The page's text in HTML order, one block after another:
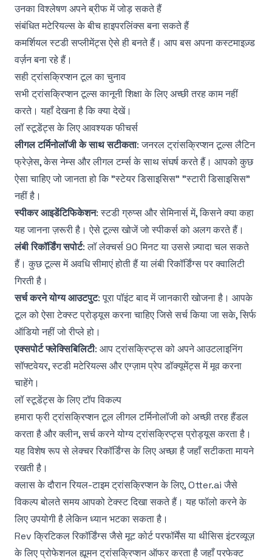
उनका विश्लेषण अपने ब्रीफ में जोड़ सकते हैं
संबंधित मटेरियल्स के बीच हाइपरलिंक्स बना सकते हैं
कमर्शियल स्टडी सप्लीमेंट्स ऐसे ही बनते हैं। आप बस अपना कस्टमाइज़्ड
वर्ज़न बना रहे हैं।
सही ट्रांसक्रिप्शन टूल का चुनाव
सभी ट्रांसक्रिप्शन टूल्स कानूनी शिक्षा के लिए अच्छी तरह काम नहीं
करते। यहाँ देखना है कि क्या देखें।
लॉ स्टूडेंट्स के लिए आवश्यक फीचर्स
लीगल टर्मिनोलॉजी के साथ सटीकता: जनरल ट्रांसक्रिप्शन टूल्स लैटिन
फ्रेज़ेस, केस नेम्स और लीगल टर्म्स के साथ संघर्ष करते हैं। आपको कुछ
ऐसा चाहिए जो जानता हो कि "स्टेयर डिसाइसिस" "स्टारी डिसाइसिस"
नहीं है।
स्पीकर आइडेंटिफिकेशन: स्टडी ग्रुप्स और सेमिनार्स में, किसने क्या कहा
यह जानना ज़रूरी है। ऐसे टूल्स खोजें जो स्पीकर्स को अलग करते हैं।
लंबी रिकॉर्डिंग सपोर्ट: लॉ लेक्चर्स 90 मिनट या उससे ज़्यादा चल सकते
हैं। कुछ टूल्स में अवधि सीमाएं होती हैं या लंबी रिकॉर्डिंग्स पर क्वालिटी
गिरती है।
सर्च करने योग्य आउटपुट: पूरा पॉइंट बाद में जानकारी खोजना है। आपके
टूल को ऐसा टेक्स्ट प्रोड्यूस करना चाहिए जिसे सर्च किया जा सके, सिर्फ
ऑडियो नहीं जो रीप्ले हो।
एक्सपोर्ट फ्लेक्सिबिलिटी: आप ट्रांसक्रिप्ट्स को अपने आउटलाइनिंग
सॉफ्टवेयर, स्टडी मटेरियल्स और एग्ज़ाम प्रेप डॉक्यूमेंट्स में मूव करना
चाहेंगे।
लॉ स्टूडेंट्स के लिए टॉप विकल्प
हमाराफ्री ट्रांसक्रिप्शन टूललीगल टर्मिनोलॉजी को अच्छी तरह हैंडल
करता है और क्लीन, सर्च करने योग्य ट्रांसक्रिप्ट्स प्रोड्यूस करता है।
यह विशेष रूप से लेक्चर रिकॉर्डिंग्स के लिए अच्छा है जहाँ सटीकता मायने
रखती है।
क्लास के दौरान रियल-टाइम ट्रांसक्रिप्शन के लिए, Otter.ai जैसे
विकल्प बोलते समय आपको टेक्स्ट दिखा सकते हैं। यह फॉलो करने के
लिए उपयोगी है लेकिन ध्यान भटका सकता है।
Rev क्रिटिकल रिकॉर्डिंग्स जैसे मूट कोर्ट परफॉर्मेंस या थीसिस इंटरव्यूज़
के लिए प्रोफेशनल ह्यूमन ट्रांसक्रिप्शन ऑफर करता है जहाँ परफेक्ट